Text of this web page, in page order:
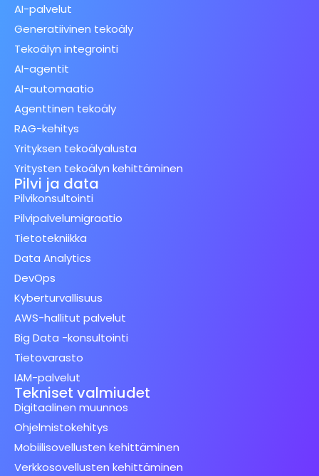
AI-palvelut
Generatiivinen tekoäly
Tekoälyn integrointi
AI-agentit
AI-automaatio
Agenttinen tekoäly
RAG-kehitys
Yrityksen tekoälyalusta
Yritysten tekoälyn kehittäminen
Pilvi ja data
Pilvikonsultointi
Pilvipalvelumigraatio
Tietotekniikka
Data Analytics
DevOps
Kyberturvallisuus
AWS-hallitut palvelut
Big Data -konsultointi
Tietovarasto
IAM-palvelut
Tekniset valmiudet
Digitaalinen muunnos
Ohjelmistokehitys
Mobiilisovellusten kehittäminen
Verkkosovellusten kehittäminen